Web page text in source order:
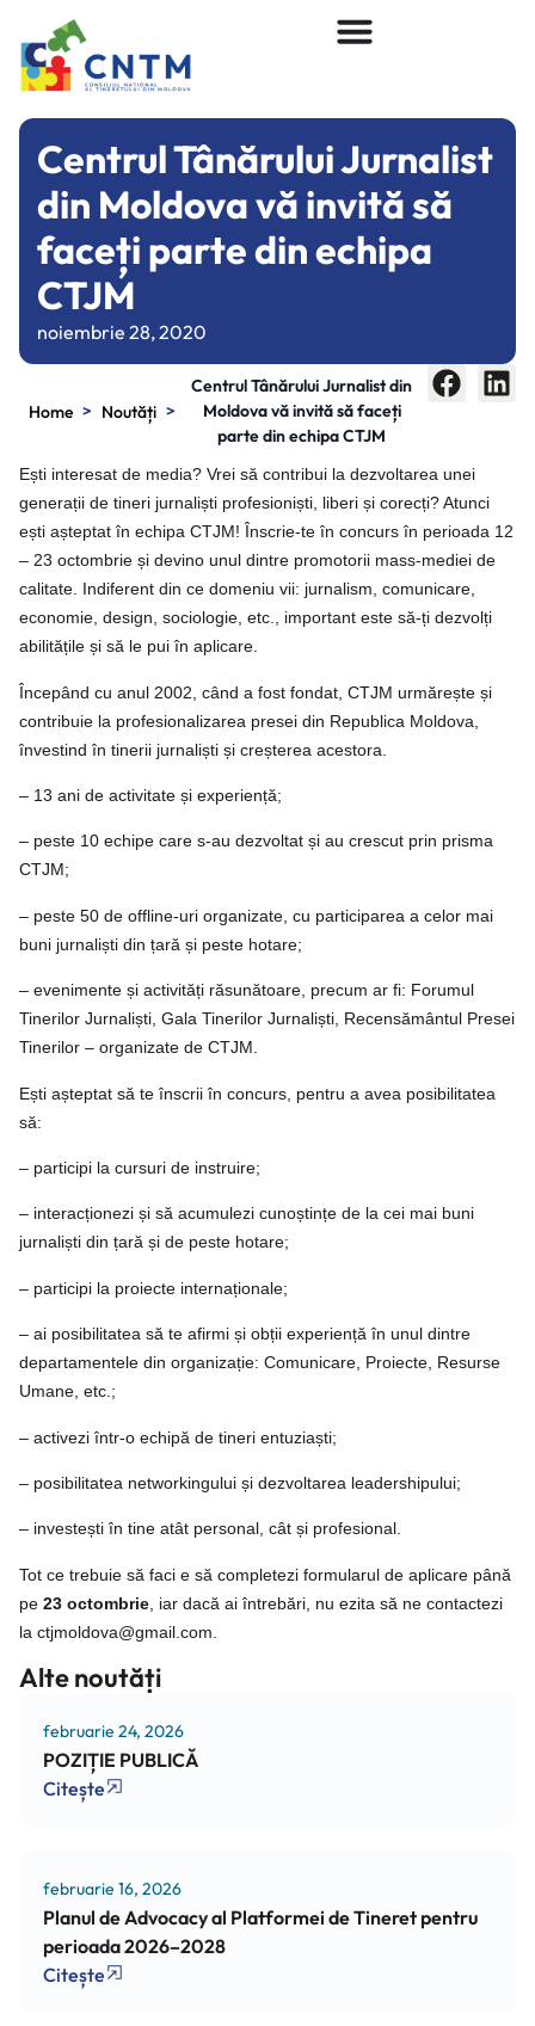
Centrul Tânărului Jurnalist
din Moldova vă invită să
faceți parte din echipa
CTJM
noiembrie 28, 2020
Home > Noutăți >
Centrul Tânărului Jurnalist din
Moldova vă invită să faceți
parte din echipa CTJM
Ești interesat de media? Vrei să contribui la dezvoltarea unei
generații de tineri jurnaliști profesioniști, liberi și corecți? Atunci
ești așteptat în echipa CTJM! Înscrie-te în concurs în perioada 12
– 23 octombrie și devino unul dintre promotorii mass-mediei de
calitate. Indiferent din ce domeniu vii: jurnalism, comunicare,
economie, design, sociologie, etc., important este să-ți dezvolți
abilitățile și să le pui în aplicare.
Începând cu anul 2002, când a fost fondat, CTJM urmărește și
contribuie la profesionalizarea presei din Republica Moldova,
învestind în tinerii jurnaliști și creșterea acestora.
– 13 ani de activitate și experiență;
– peste 10 echipe care s-au dezvoltat și au crescut prin prisma
CTJM;
– peste 50 de offline-uri organizate, cu participarea a celor mai
buni jurnaliști din țară și peste hotare;
– evenimente și activități răsunătoare, precum ar fi: Forumul
Tinerilor Jurnaliști, Gala Tinerilor Jurnaliști, Recensământul Presei
Tinerilor – organizate de CTJM.
Ești așteptat să te înscrii în concurs, pentru a avea posibilitatea
să:
– participi la cursuri de instruire;
– interacționezi și să acumulezi cunoștințe de la cei mai buni
jurnaliști din țară și de peste hotare;
– participi la proiecte internaționale;
– ai posibilitatea să te afirmi și obții experiență în unul dintre
departamentele din organizație: Comunicare, Proiecte, Resurse
Umane, etc.;
– activezi într-o echipă de tineri entuziaști;
– posibilitatea networkingului și dezvoltarea leadershipului;
– investești în tine atât personal, cât și profesional.
Tot ce trebuie să faci e să completezi formularul de aplicare până
pe 23 octombrie , iar dacă ai întrebări, nu ezita să ne contactezi
la ctjmoldova@gmail.com.
Alte noutăți
februarie 24, 2026
POZIȚIE PUBLICĂ
Citește
februarie 16, 2026
Planul de Advocacy al Platformei de Tineret pentru
perioada 2026–2028
Citește